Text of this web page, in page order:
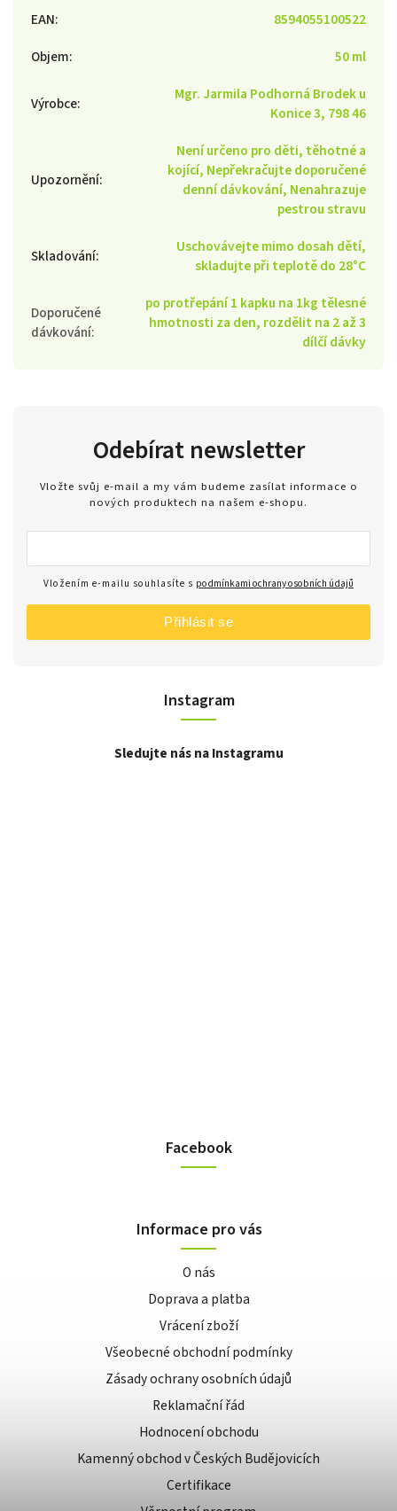
EAN:
8594055100522
Objem: 50 ml
Výrobce:
Mgr. Jarmila Podhorná Brodek u
Konice 3, 798 46
Upozornění:
Není určeno pro děti, těhotné a
kojící, Nepřekračujte doporučené
denní dávkování, Nenahrazuje
pestrou stravu
Skladování:
Uschovávejte mimo dosah dětí,
skladujte při teplotě do 28°C
Doporučené
dávkování:
po protřepání 1 kapku na 1kg tělesné
hmotnosti za den, rozdělit na 2 až 3
dílčí dávky
Instagram
Sledujte nás na Instagramu
Odebírat newsletter
Vložte svůj e-mail a my vám budeme zasílat informace o
nových produktech na našem e-shopu.
Vložením e-mailu souhlasíte s podmínkami ochrany osobních údajů
Přihlásit se
Facebook
Informace pro vás
O nás
Doprava a platba
Vrácení zboží
Všeobecné obchodní podmínky
Zásady ochrany osobních údajů
Reklamační řád
Hodnocení obchodu
Kamenný obchod v Českých Budějovicích
Certifikace